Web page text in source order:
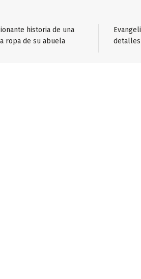
historia de una
ropa de su abuela
detalles